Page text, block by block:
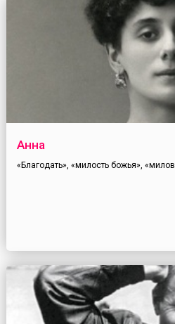
Анна
«Благодать», «милость божья»,